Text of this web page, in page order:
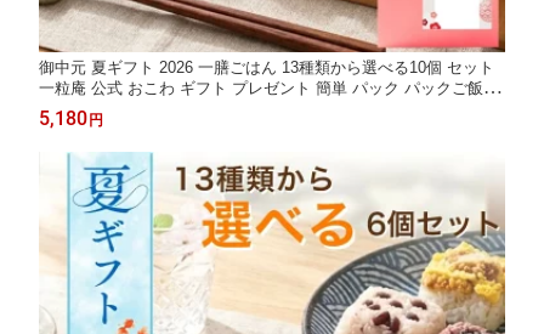
御中元 夏ギフト 2026 一膳ごはん 13種類から選べる10個 セット
一粒庵 公式 おこわ ギフト プレゼント 簡単 パック パックご飯 手
軽 おこわギフト 寿司 ちらし寿司 栗おこわ 赤飯 玄米ご飯 ご飯 季
節の贈り物 誕生日 誕生日プレゼント 御礼 内祝 快気祝い 御返し
お返し
5,180 円